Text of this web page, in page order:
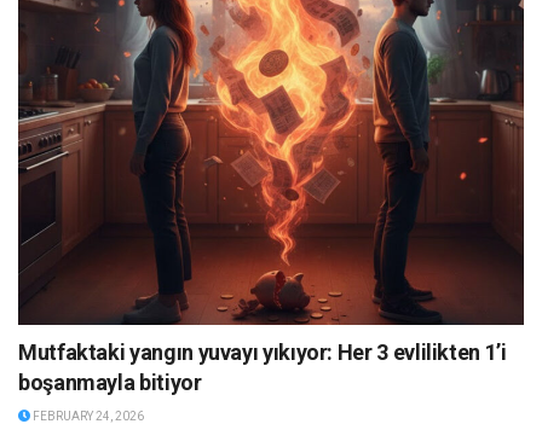
Mutfaktaki yangın yuvayı yıkıyor: Her 3 evlilikten 1’i
boşanmayla bitiyor
FEBRUARY 24, 2026